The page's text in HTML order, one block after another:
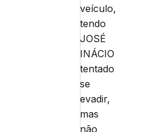
veículo,
tendo
JOSÉ
INÁCIO
tentado
se
evadir,
mas
não